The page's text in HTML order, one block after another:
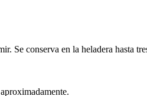
Se conserva en la heladera hasta